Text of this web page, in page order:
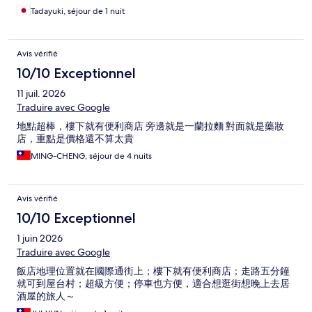
Tadayuki, séjour de 1 nuit
Avis vérifié
10/10 Exceptionnel
11 juil. 2026
Traduire avec Google
地點超棒，樓下就有便利商店 旁邊就是一蘭拉麵 對面就是藥妝
店，重點是價格還不算太貴
MING-CHENG, séjour de 4 nuits
Avis vérifié
10/10 Exceptionnel
1 juin 2026
Traduire avec Google
飯店地理位置就在國際通街上；樓下就有便利商店；走路五分鐘
就可到屋台村；超級方便；停車也方便，適合想逛街想晚上去居
酒屋的旅人～